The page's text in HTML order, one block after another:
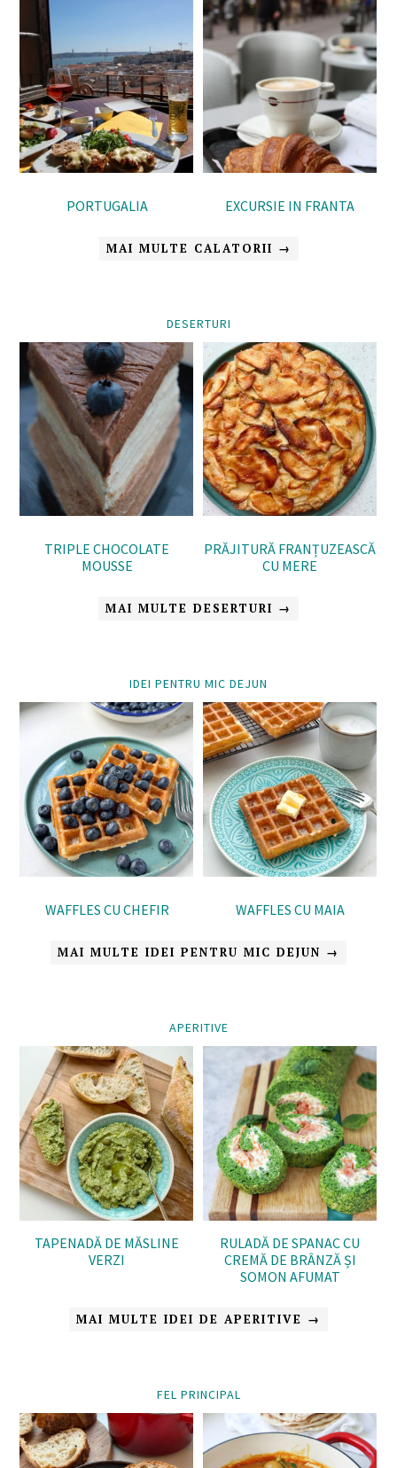
PORTUGALIA EXCURSIE IN FRANTA
MAI MULTE CALATORII →
DESERTURI
TRIPLE CHOCOLATE
MOUSSE
PRĂJITURĂ FRANȚUZEASCĂ
CU MERE
MAI MULTE DESERTURI →
IDEI PENTRU MIC DEJUN
WAFFLES CU CHEFIR WAFFLES CU MAIA
MAI MULTE IDEI PENTRU MIC DEJUN →
APERITIVE
TAPENADĂ DE MĂSLINE
VERZI
RULADĂ DE SPANAC CU
CREMĂ DE BRÂNZĂ ȘI
SOMON AFUMAT
MAI MULTE IDEI DE APERITIVE →
FEL PRINCIPAL